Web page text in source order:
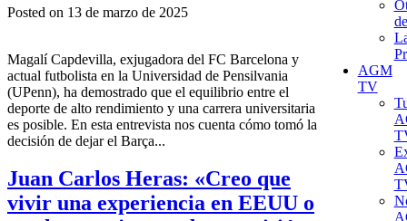
Posted on 13 de marzo de 2025
Magalí Capdevilla, exjugadora del FC Barcelona y
actual futbolista en la Universidad de Pensilvania
(UPenn), ha demostrado que el equilibrio entre el
deporte de alto rendimiento y una carrera universitaria
es posible. En esta entrevista nos cuenta cómo tomó la
decisión de dejar el Barça...
Juan Carlos Heras: «Creo que
vivir una experiencia en EEUU o
AGM
TV